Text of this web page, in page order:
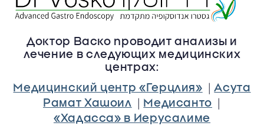
Доктор Васко проводит анализы и
лечение в следующих медицинских
центрах:
Медицинский центр «Герцлия» |Асута
Рамат Хашоил
| Медисанто |
«Хадасса» в Иерусалиме